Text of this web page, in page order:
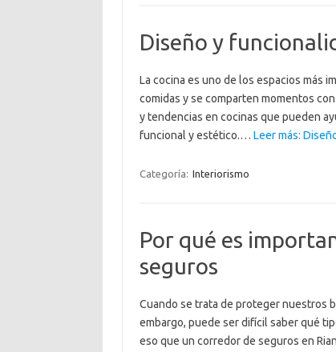
Diseño y
La cocina es uno de los espacios más
comidas y se comparten momentos
y tendencias en cocinas que pueden
funcional y estético.… Leer más:
Categoría: Interiorismo
Por qué es
seguros
Cuando se trata de proteger nuestros
embargo, puede ser difícil saber qué
eso que un corredor de seguros en